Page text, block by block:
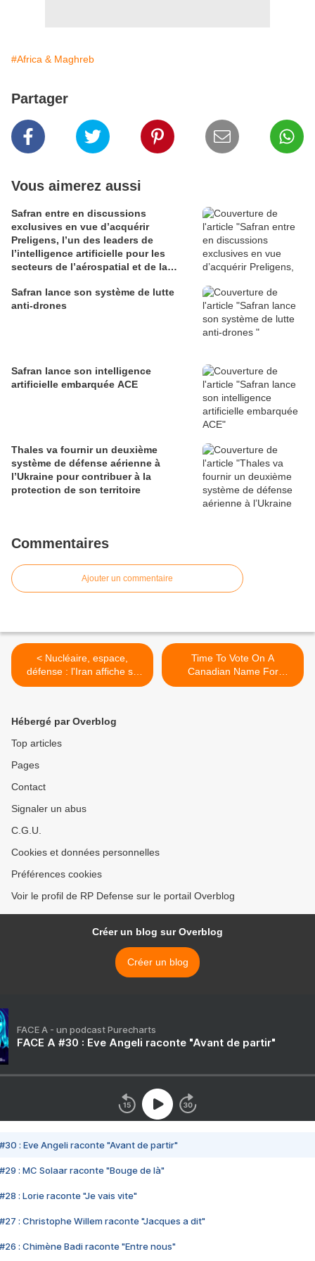
#Africa & Maghreb
Partager
Vous aimerez aussi
Safran entre en discussions
exclusives en vue d’acquérir
Preligens, l’un des leaders de
l’intelligence artificielle pour les
secteurs de l’aérospatial et de la
Safran lance son système de lutte
anti-drones
Safran lance son intelligence
artificielle embarquée ACE
Thales va fournir un deuxième
système de défense aérienne à
l’Ukraine pour contribuer à la
protection de son territoire
Commentaires
Ajouter un commentaire
< Nucléaire, espace,
défense : l'Iran affiche sa
force et sa détermination
Time To Vote On A
Canadian Name For
Nexter’s VBCI >
Hébergé par Overblog
Top articles
Pages
Contact
Signaler un abus
C.G.U.
Cookies et données personnelles
Préférences cookies
Voir le profil de RP Defense sur le portail Overblog
Créer un blog sur Overblog
Créer un blog
FACE A - un podcast Purecharts
FACE A #30 : Eve Angeli raconte "Avant de partir"
#30 : Eve Angeli raconte "Avant de partir"
#29 : MC Solaar raconte "Bouge de là"
#28 : Lorie raconte "Je vais vite"
#27 : Christophe Willem raconte "Jacques a dit"
#26 : Chimène Badi raconte "Entre nous"